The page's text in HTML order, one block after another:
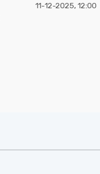
11-12-2025, 12:00